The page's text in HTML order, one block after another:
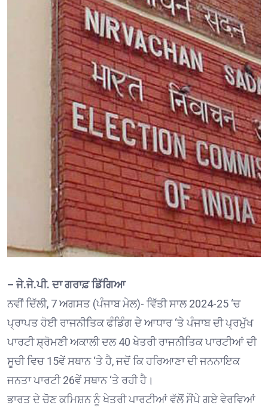
– ਜੇ.ਜੇ.ਪੀ. ਦਾ ਗਰਾਫ਼ ਡਿੱਗਿਆ
ਨਵੀਂ ਦਿੱਲੀ, 7 ਅਗਸਤ (ਪੰਜਾਬ ਮੇਲ)- ਵਿੱਤੀ ਸਾਲ 2024-25 ‘ਚ
ਪ੍ਰਾਪਤ ਹੋਈ ਰਾਜਨੀਤਿਕ ਫੰਡਿੰਗ ਦੇ ਆਧਾਰ ‘ਤੇ ਪੰਜਾਬ ਦੀ ਪ੍ਰਮੁੱਖ
ਪਾਰਟੀ ਸ਼੍ਰੋਮਣੀ ਅਕਾਲੀ ਦਲ 40 ਖੇਤਰੀ ਰਾਜਨੀਤਿਕ ਪਾਰਟੀਆਂ ਦੀ
ਸੂਚੀ ਵਿਚ 15ਵੇਂ ਸਥਾਨ ‘ਤੇ ਹੈ, ਜਦੋਂ ਕਿ ਹਰਿਆਣਾ ਦੀ ਜਨਨਾਇਕ
ਜਨਤਾ ਪਾਰਟੀ 26ਵੇਂ ਸਥਾਨ ‘ਤੇ ਰਹੀ ਹੈ।
ਭਾਰਤ ਦੇ ਚੋਣ ਕਮਿਸ਼ਨ ਨੂੰ ਖੇਤਰੀ ਪਾਰਟੀਆਂ ਵੱਲੋਂ ਸੌਂਪੇ ਗਏ ਵੇਰਵਿਆਂ